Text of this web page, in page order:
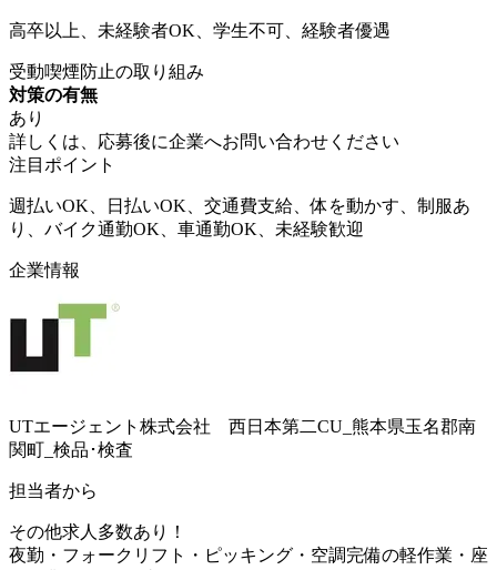
高卒以上、未経験者OK、学生不可、経験者優遇
受動喫煙防止の取り組み
対策の有無
あり
詳しくは、応募後に企業へお問い合わせください
注目ポイント
週払いOK、日払いOK、交通費支給、体を動かす、制服あ
り、バイク通勤OK、車通勤OK、未経験歓迎
企業情報
UTエージェント株式会社 西日本第二CU_熊本県玉名郡南
関町_検品･検査
担当者から
その他求人多数あり！
夜勤・フォークリフト・ピッキング・空調完備の軽作業・座